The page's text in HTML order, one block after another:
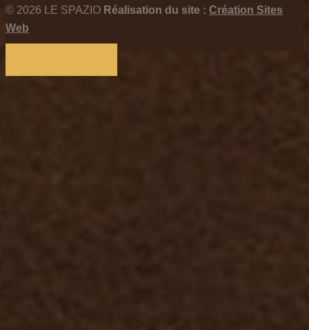
© 2026 LE SPAZIO Réalisation du site : Création Sites
Web